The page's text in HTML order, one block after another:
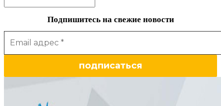
Подпишитесь на свежие новости